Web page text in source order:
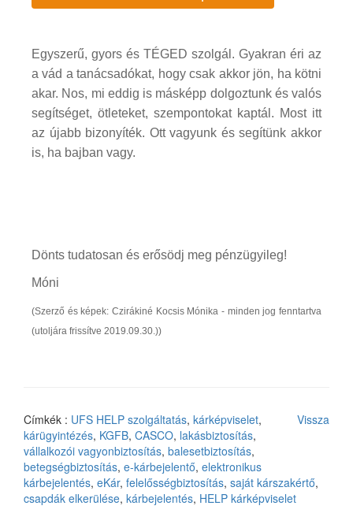
Egyszerű, gyors és TÉGED szolgál. Gyakran éri az
a vád a tanácsadókat, hogy csak akkor jön, ha kötni
akar. Nos, mi eddig is másképp dolgoztunk és valós
segítséget, ötleteket, szempontokat kaptál. Most itt
az újabb bizonyíték. Ott vagyunk és segítünk akkor
is, ha bajban vagy.
Dönts tudatosan és erősödj meg pénzügyileg!
Móni
(Szerző és képek: Czirákiné Kocsis Mónika - minden jog fenntartva
(utoljára frissítve 2019.09.30.))
Vissza
Címkék : UFS HELP szolgáltatás, kárképviselet,
kárügyintézés, KGFB, CASCO, lakásbiztosítás,
vállalkozói vagyonbiztosítás, balesetbiztosítás,
betegségbiztosítás, e-kárbejelentő, elektronikus
kárbejelentés, eKár, felelősségbiztosítás, saját kárszakértő,
csapdák elkerülése, kárbejelentés, HELP kárképviselet